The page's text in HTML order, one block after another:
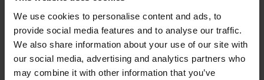
We use cookies to personalise content and ads, to
provide social media features and to analyse our traffic.
We also share information about your use of our site with
our social media, advertising and analytics partners who
may combine it with other information that you’ve
asennuskalusteet
siirtyvät Hager-
tuotemerkin alle
ASENNUSTARVIKKEET
24.11.2025